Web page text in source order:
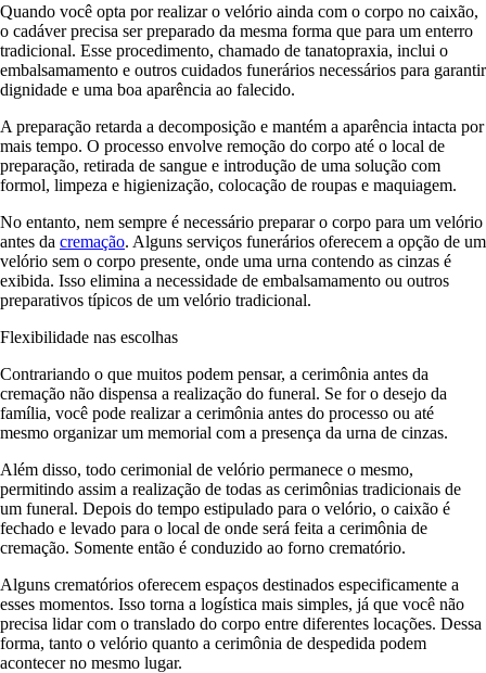
Quando você opta por realizar o velório ainda com o corpo no caixão,
o cadáver precisa ser preparado da mesma forma que para um enterro
tradicional. Esse procedimento, chamado de tanatopraxia, inclui o
embalsamamento e outros cuidados funerários necessários para garantir
dignidade e uma boa aparência ao falecido.
A preparação retarda a decomposição e mantém a aparência intacta por
mais tempo. O processo envolve remoção do corpo até o local de
preparação, retirada de sangue e introdução de uma solução com
formol, limpeza e higienização, colocação de roupas e maquiagem.
No entanto, nem sempre é necessário preparar o corpo para um velório
antes da cremação. Alguns serviços funerários oferecem a opção de um
velório sem o corpo presente, onde uma urna contendo as cinzas é
exibida. Isso elimina a necessidade de embalsamamento ou outros
preparativos típicos de um velório tradicional.
Flexibilidade nas escolhas
Contrariando o que muitos podem pensar, a cerimônia antes da
cremação não dispensa a realização do funeral. Se for o desejo da
família, você pode realizar a cerimônia antes do processo ou até
mesmo organizar um memorial com a presença da urna de cinzas.
Além disso, todo cerimonial de velório permanece o mesmo,
permitindo assim a realização de todas as cerimônias tradicionais de
um funeral. Depois do tempo estipulado para o velório, o caixão é
fechado e levado para o local de onde será feita a cerimônia de
cremação. Somente então é conduzido ao forno crematório.
Alguns crematórios oferecem espaços destinados especificamente a
esses momentos. Isso torna a logística mais simples, já que você não
precisa lidar com o translado do corpo entre diferentes locações. Dessa
forma, tanto o velório quanto a cerimônia de despedida podem
acontecer no mesmo lugar.